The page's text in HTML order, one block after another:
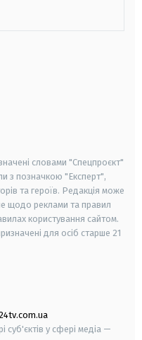
словами "Спецпроєкт"
з позначкою "Експерт",
та героїв. Редакція може
щодо реклами та правил
користування сайтом.
для осіб старше 21
суб'єктів у сфері медіа —